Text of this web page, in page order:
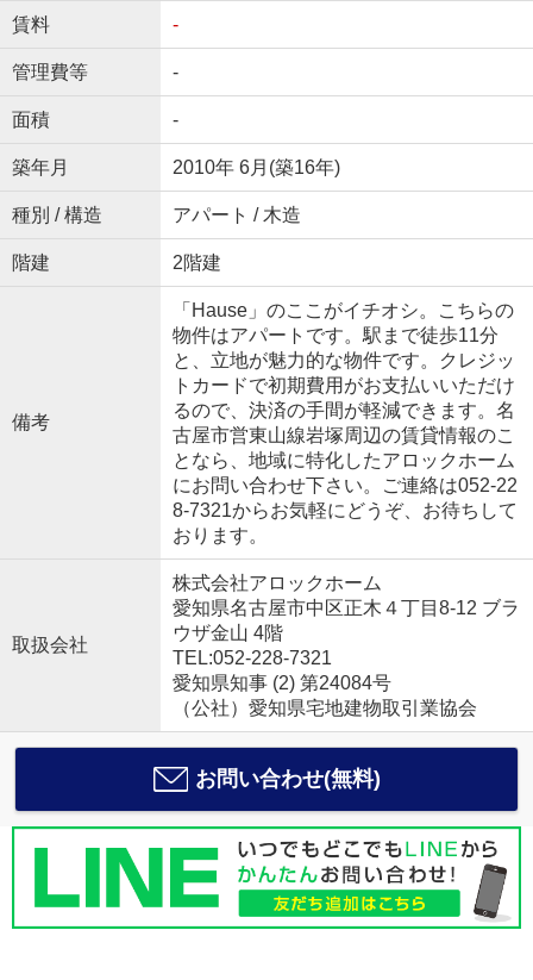
賃料 -
管理費等 -
面積 -
築年月 2010年 6月(築16年)
種別 / 構造 アパート / 木造
階建 2階建
備考
「Hause」のここがイチオシ。こちらの
物件はアパートです。駅まで徒歩11分
と、立地が魅力的な物件です。クレジッ
トカードで初期費用がお支払いいただけ
るので、決済の手間が軽減できます。名
古屋市営東山線岩塚周辺の賃貸情報のこ
となら、地域に特化したアロックホーム
にお問い合わせ下さい。ご連絡は052-22
8-7321からお気軽にどうぞ、お待ちして
おります。
取扱会社
株式会社アロックホーム
愛知県名古屋市中区正木４丁目8-12 ブラ
ウザ金山 4階
TEL:052-228-7321
愛知県知事 (2) 第24084号
（公社）愛知県宅地建物取引業協会
お問い合わせ(無料)